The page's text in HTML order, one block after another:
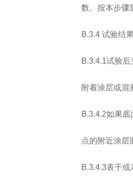
数。按本步骤
B.3.4 试验结
B.3.4.1试验
附着涂层或混
B.3.4.2如果
点的附近涂层
B.3.4.3表干